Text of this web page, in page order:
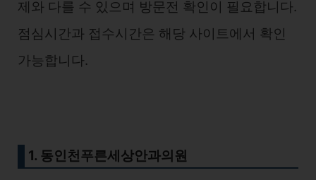
제와 다를 수 있으며 방문전 확인이 필요합니다.
점심시간과 접수시간은 해당 사이트에서 확인
가능합니다.
1. 동인천푸른세상안과의원